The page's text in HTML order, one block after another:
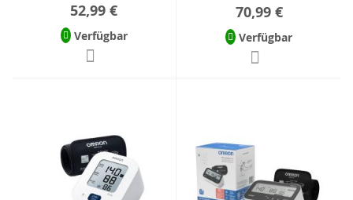
52,99 €
Verfügbar
70,99 €
Verfügbar